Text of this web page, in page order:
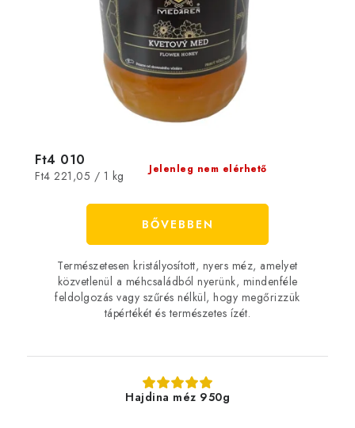
Jelenleg nem elérhető
Ft4 010
Egységár:
Ft4 221,05 / 1 kg
BŐVEBBEN
Természetesen kristályosított, nyers méz, amelyet
közvetlenül a méhcsaládból nyerünk, mindenféle
feldolgozás vagy szűrés nélkül, hogy megőrizzük
tápértékét és természetes ízét.
Hajdina méz 950g